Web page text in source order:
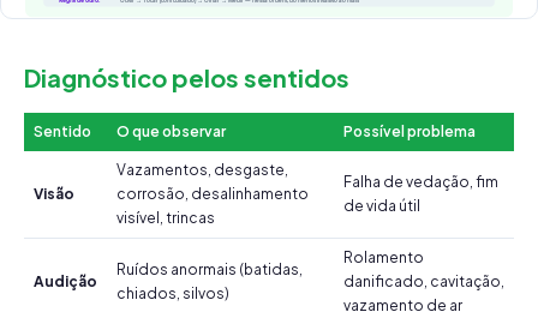
Diagnóstico pelos sentidos
Sentido O que observar Possível problema
Visão
Vazamentos, desgaste,
corrosão, desalinhamento
visível, trincas
Falha de vedação, fim
de vida útil
Audição
Ruídos anormais (batidas,
chiados, silvos)
Rolamento
danificado, cavitação,
vazamento de ar